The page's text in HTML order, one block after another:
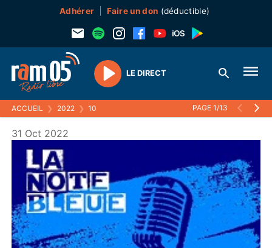
Adhérer Faire un don (déductible)
Play
LE DIRECT
ACCUEIL ❯ 2022 ❯ 10 PAGE 1/13
31 Oct 2022